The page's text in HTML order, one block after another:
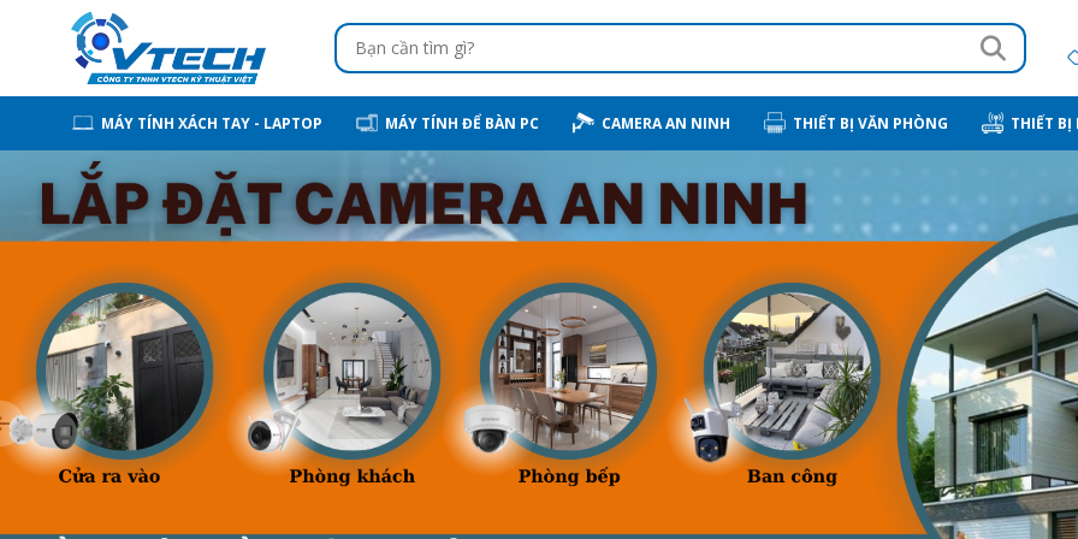
MÁY TÍNH XÁCH TAY - LAPTOP MÁY TÍNH ĐỂ BÀN PC CAMERA AN NINH THIẾT BỊ VĂN PHÒNG THIẾT BỊ